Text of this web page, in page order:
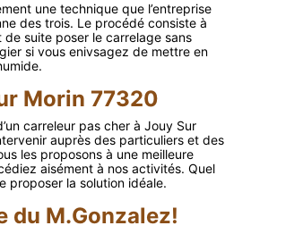
une technique que l’entreprise
des trois. Le procédé consiste à
suite poser le carrelage sans
si vous enivsagez de mettre en
Morin 77320
carreleur pas cher à Jouy Sur
auprès des particuliers et des
les proposons à une meilleure
aisément à nos activités. Quel
proposer la solution idéale.
du M.Gonzalez!